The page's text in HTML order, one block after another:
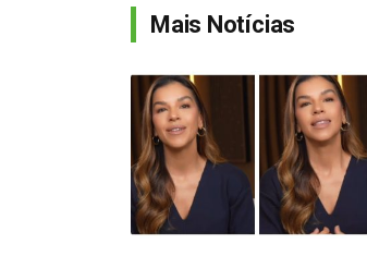
Mais Notícias